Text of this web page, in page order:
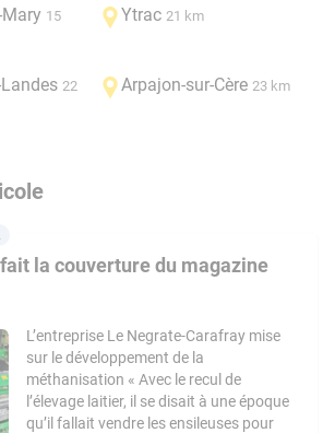
15
Ytrac 21 km
22
Arpajon-sur-Cère 23 km
la couverture du magazine
L’entreprise Le Negrate-Carafray mise
sur le développement de la
méthanisation « Avec le recul de
l’élevage laitier, il se disait à une époque
qu’il fallait vendre les ensileuses pour